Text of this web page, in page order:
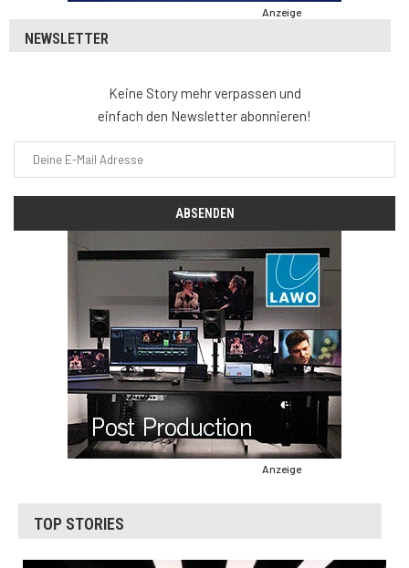
Anzeige
NEWSLETTER
Keine Story mehr verpassen und
einfach den Newsletter abonnieren!
Anzeige
TOP STORIES